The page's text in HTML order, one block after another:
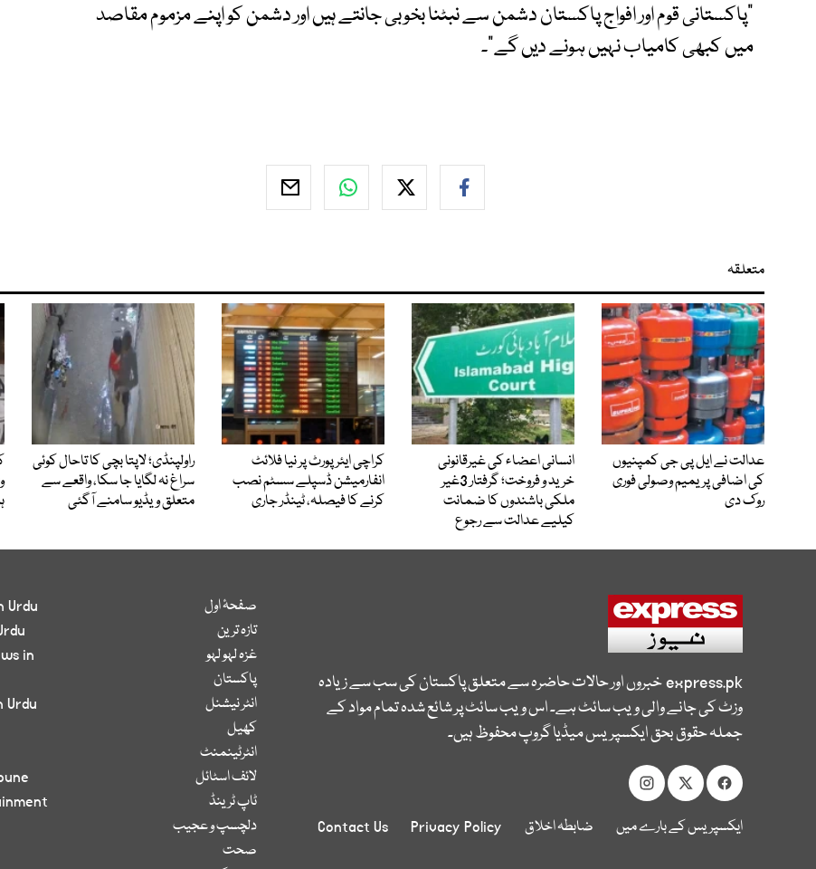
"پاکستانی قوم اور افواج پاکستان دشمن سے نبٹنا بخوبی جانتے ہیں اور دشمن کو اپنے مزموم مقاصد
میں کبھی کامیاب نہیں ہونے دیں گے"۔
متعلقہ
عدالت نے ایل پی جی کمپنیوں
کی اضافی پریمیم وصولی فوری
روک دی
انسانی اعضاء کی غیرقانونی
خرید و فروخت؛ گرفتار 3غیر
ملکی باشندوں کا ضمانت
کیلیے عدالت سے رجوع
کراچی ایئرپورٹ پر نیا فلائٹ
انفارمیشن ڈسپلے سسٹم نصب
کرنے کا فیصلہ، ٹینڈر جاری
راولپنڈی؛ لاپتا بچی کا تاحال کوئی
سراغ نہ لگایا جا سکا، واقعے سے
متعلق ویڈیو سامنے آگئی
express.pkخبروں اور حالات حاضرہ سے متعلق پاکستان کی سب سے زیادہ
وزٹ کی جانے والی ویب سائٹ ہے۔ اس ویب سائٹ پر شائع شدہ تمام مواد کے
جملہ حقوق بحق ایکسپریس میڈیا گروپ محفوظ ہیں۔
ایکسپریس کے بارے میں ضابطہ اخلاق Privacy Policy
Contact Us
صفحۂ اول
تازہ ترین
غزہ لہو لہو
پاکستان
انٹر نیشنل
کھیل
انٹرٹینمنٹ
لائف اسٹائل
ٹاپ ٹرینڈ
دلچسپ و عجیب
صحت
Urdu
in
Urdu